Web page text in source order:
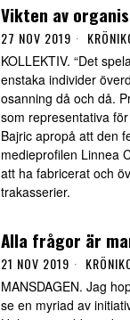
Vikten av
27 NOV 2019
KOLLEKTIV. “Det
enstaka individer
osanning då och då.
som representativa
Bajric apropå att den
medieprofilen Linnea
att ha fabricerat och
trakasserier.
Alla frågor är
21 NOV 2019
MANSDAGEN. Jag
se en myriad av